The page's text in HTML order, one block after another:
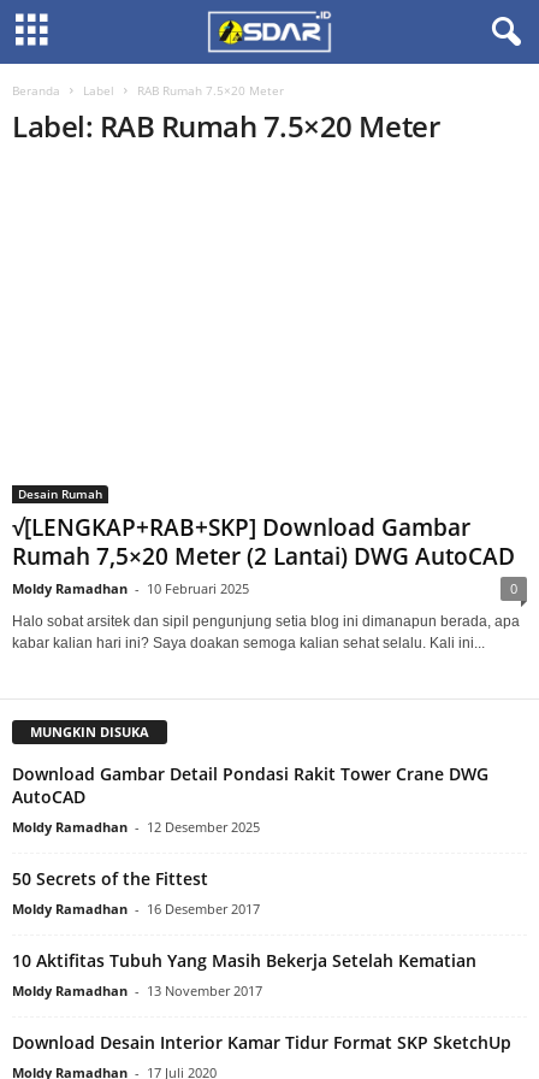
Beranda Label RAB Rumah 7.5×20 Meter
Label: RAB Rumah 7.5×20 Meter
Desain Rumah
√[LENGKAP+RAB+SKP] Download Gambar
Rumah 7,5×20 Meter (2 Lantai) DWG AutoCAD
Moldy Ramadhan - 10 Februari 2025 0
Halo sobat arsitek dan sipil pengunjung setia blog ini dimanapun berada, apa
kabar kalian hari ini? Saya doakan semoga kalian sehat selalu. Kali ini...
MUNGKIN DISUKA
Download Gambar Detail Pondasi Rakit Tower Crane DWG
AutoCAD
Moldy Ramadhan - 12 Desember 2025
50 Secrets of the Fittest
Moldy Ramadhan - 16 Desember 2017
10 Aktifitas Tubuh Yang Masih Bekerja Setelah Kematian
Moldy Ramadhan - 13 November 2017
Download Desain Interior Kamar Tidur Format SKP SketchUp
Moldy Ramadhan - 17 Juli 2020